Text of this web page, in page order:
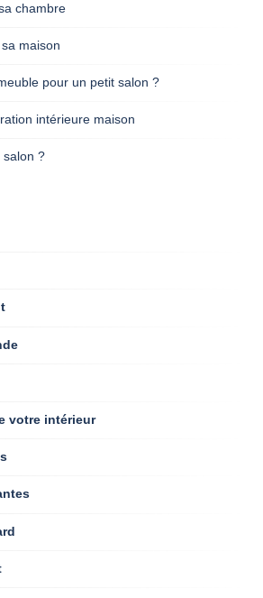
chambre
maison
pour un petit salon ?
intérieure maison
salon ?
votre intérieur